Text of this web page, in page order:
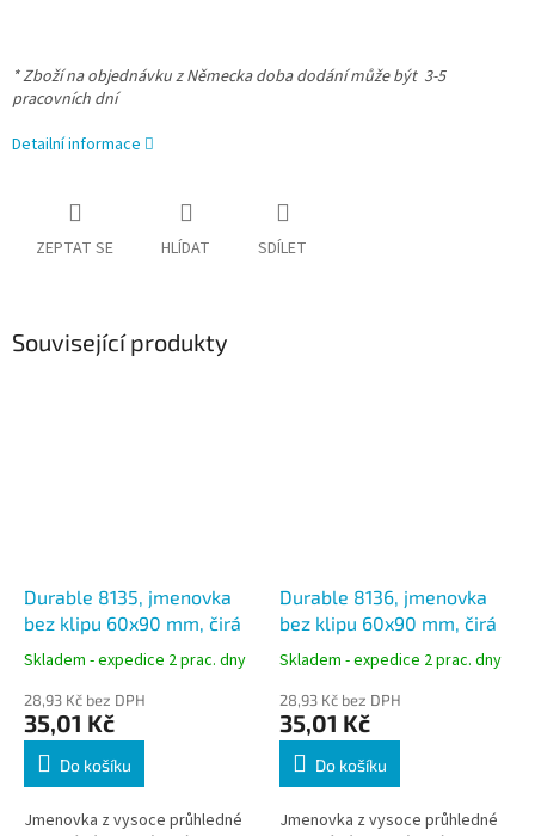
* Zboží na objednávku z Německa doba dodání může být 3-5
pracovních dní
Detailní informace
ZEPTAT SE HLÍDAT SDÍLET
Související produkty
Durable 8135, jmenovka
bez klipu 60x90 mm, čirá
Skladem - expedice 2 prac. dny
28,93 Kč bez DPH
35,01 Kč
Do košíku
Jmenovka z vysoce průhledné
Durable 8136, jmenovka
bez klipu 60x90 mm, čirá
Skladem - expedice 2 prac. dny
28,93 Kč bez DPH
35,01 Kč
Do košíku
Jmenovka z vysoce průhledné